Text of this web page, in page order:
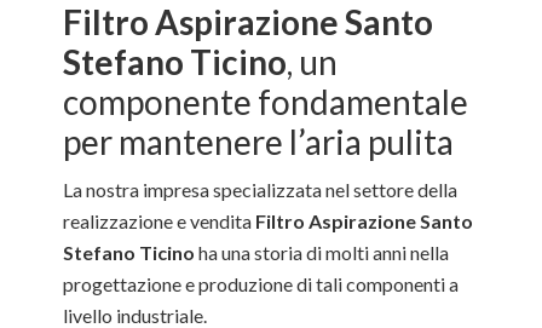
Filtro Aspirazione Santo
Stefano Ticino, un
componente fondamentale
per mantenere l’aria pulita
La nostra impresa specializzata nel settore della
realizzazione e vendita Filtro Aspirazione Santo
Stefano Ticino ha una storia di molti anni nella
progettazione e produzione di tali componenti a
livello industriale.